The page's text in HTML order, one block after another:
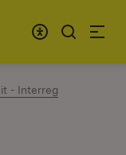
- Interreg